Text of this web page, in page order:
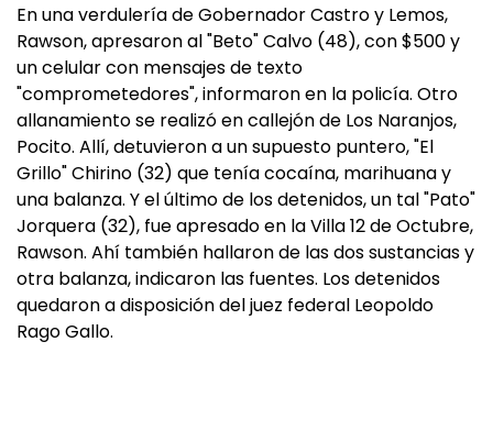
En una verdulería de Gobernador Castro y Lemos,
Rawson, apresaron al "Beto" Calvo (48), con $500 y
un celular con mensajes de texto
"comprometedores", informaron en la policía. Otro
allanamiento se realizó en callejón de Los Naranjos,
Pocito. Allí, detuvieron a un supuesto puntero, "El
Grillo" Chirino (32) que tenía cocaína, marihuana y
una balanza. Y el último de los detenidos, un tal "Pato"
Jorquera (32), fue apresado en la Villa 12 de Octubre,
Rawson. Ahí también hallaron de las dos sustancias y
otra balanza, indicaron las fuentes. Los detenidos
quedaron a disposición del juez federal Leopoldo
Rago Gallo.